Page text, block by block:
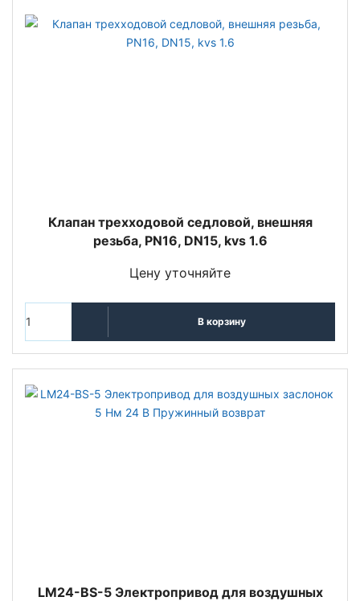
Клапан трехходовой седловой, внешняя
резьба, PN16, DN15, kvs 1.6
Цену уточняйте
В корзину
LM24-BS-5 Электропривод для воздушных